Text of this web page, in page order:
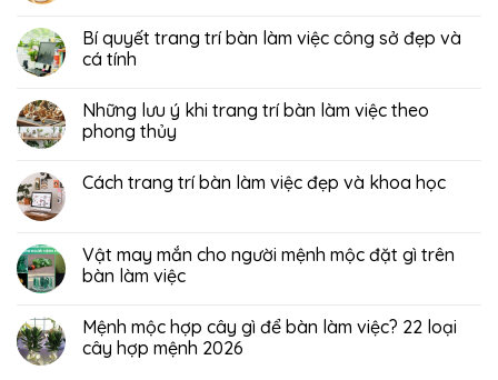
Bí quyết trang trí bàn làm việc công sở đẹp và
cá tính
Những lưu ý khi trang trí bàn làm việc theo
phong thủy
Cách trang trí bàn làm việc đẹp và khoa học
Vật may mắn cho người mệnh mộc đặt gì trên
bàn làm việc
Mệnh mộc hợp cây gì để bàn làm việc? 22 loại
cây hợp mệnh 2026